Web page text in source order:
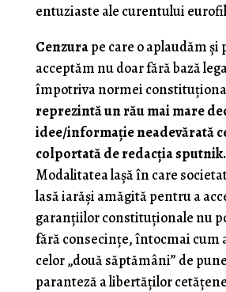
entuziaste ale curentului
Cenzurape care o aplaudăm şi
acceptăm nu doar fără bază
împotriva normei
reprezintă un rău mai mare
idee/informaţie neadevărată
colportată de redacţia
Modalitatea laşă în care
lasă iarăşi amăgită pentru a
garanţiilor constituţionale nu
fără consecinţe, întocmai cum
celor „două săptămâni” de
paranteză a libertăţilor